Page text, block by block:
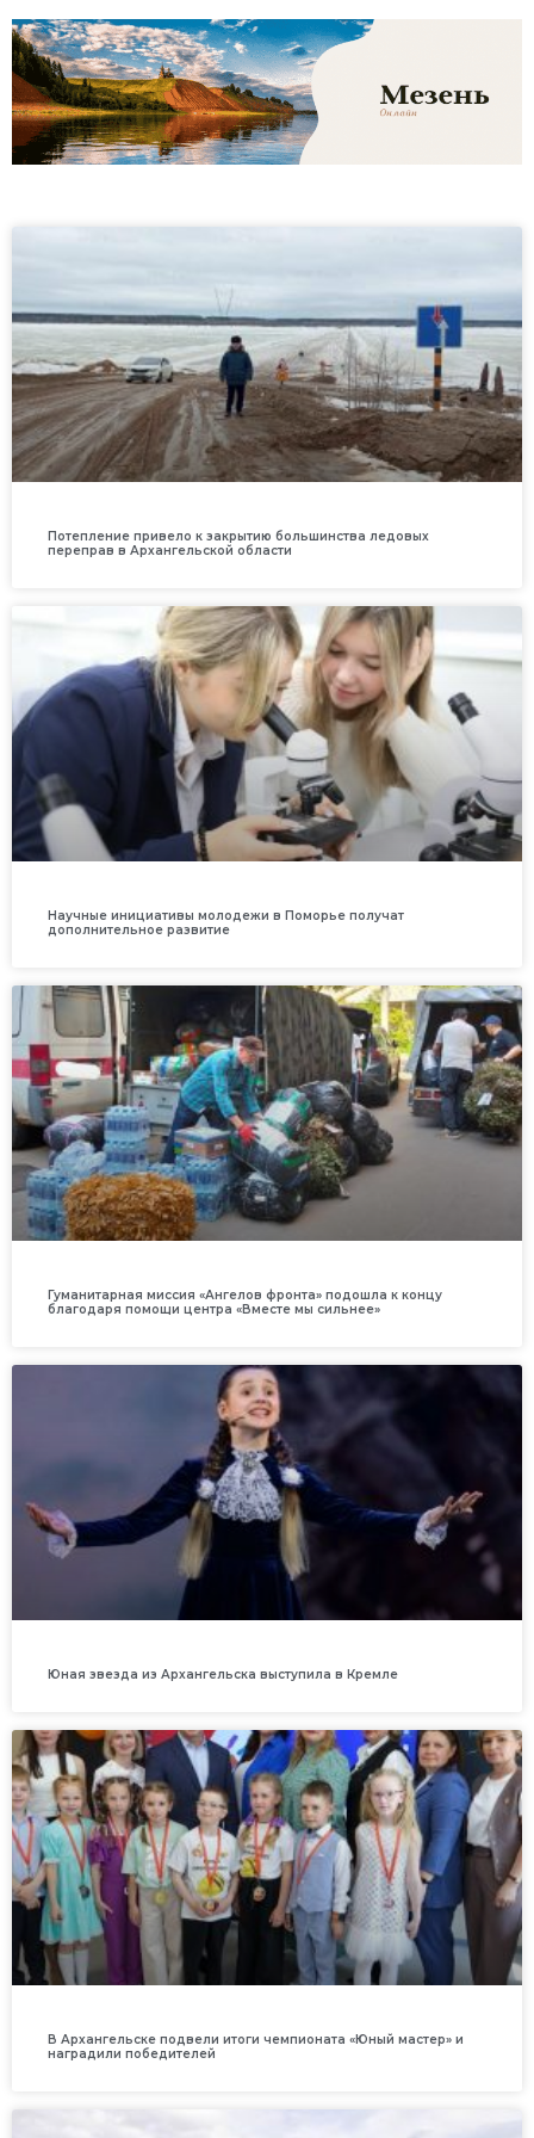
Потепление привело к закрытию большинства ледовых
переправ в Архангельской области
Научные инициативы молодежи в Поморье получат
дополнительное развитие
Гуманитарная миссия «Ангелов фронта» подошла к концу
благодаря помощи центра «Вместе мы сильнее»
Юная звезда из Архангельска выступила в Кремле
В Архангельске подвели итоги чемпионата «Юный мастер» и
наградили победителей